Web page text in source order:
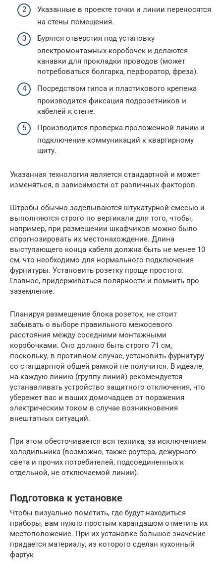
Указанные в проекте точки и линии переносятся
на стены помещения.
Бурятся отверстия под установку
электромонтажных коробочек и делаются
канавки для прокладки проводов (может
потребоваться болгарка, перфоратор, фреза).
Посредством гипса и пластикового крепежа
производится фиксация подрозетников и
кабелей к стене.
Производится проверка проложенной линии и
подключение коммуникаций к квартирному
щиту.
Указанная технология является стандартной и может
изменяться, в зависимости от различных факторов.
Штробы обычно заделываются штукатурной смесью и
выполняются строго по вертикали для того, чтобы,
например, при размещении шкафчиков можно было
спрогнозировать их местонахождение. Длина
выступающего конца кабеля должна быть не менее 10
см, что необходимо для нормального подключения
фурнитуры. Установить розетку проще простого.
Главное, придерживаться полярности и помнить про
заземление.
Планируя размещение блока розеток, не стоит
забывать о выборе правильного межосевого
расстояния между соседними монтажными
коробочками. Оно должно быть строго 71 см,
поскольку, в противном случае, установить фурнитуру
со стандартной общей рамкой не получится. В идеале,
на каждую линию (группу линий) рекомендуется
устанавливать устройство защитного отключения, что
убережет вас и ваших домочадцев от поражения
электрическим током в случае возникновения
внештатных ситуаций.
При этом обесточивается вся техника, за исключением
холодильника (возможно, также роутера, дежурного
света и прочих потребителей, подсоединенных к
отдельной, не отключаемой линии).
Подготовка к установке
Чтобы визуально пометить, где будут находиться
приборы, вам нужно простым карандашом отметить их
местоположение. При их установке большое значение
придается материалу, из которого сделан кухонный
фартук